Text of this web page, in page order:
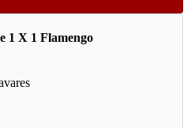
1 X 1 Flamengo